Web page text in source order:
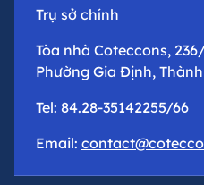
Trụ sở chính
Tòa nhà Coteccons,
Phường Gia Định,
Tel: 84.28-35142255/66
Email: